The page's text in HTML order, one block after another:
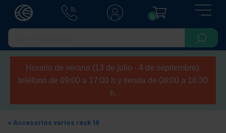
0
Horario de verano (13 de julio - 4 de septiembre):
teléfono de 09:00 a 17:00 h y tienda de 08:00 a 16:30
h.
Accesorios varios rack 19